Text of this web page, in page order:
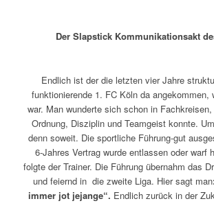
Der Slapstick Kommunikationsakt
Endlich ist der die letzten vier Jahre
funktionierende 1. FC Köln da angekommen,
war. Man wunderte sich schon in
Ordnung, Disziplin und Teamgeist konnte.
denn soweit. Die sportliche Führung-gut
6-Jahres Vertrag wurde entlassen oder warf
folgte der Trainer. Die Führung übernahm das
und feiernd in die zweite Liga. Hier sagt man
immer jot jejange“. Endlich zurück in der